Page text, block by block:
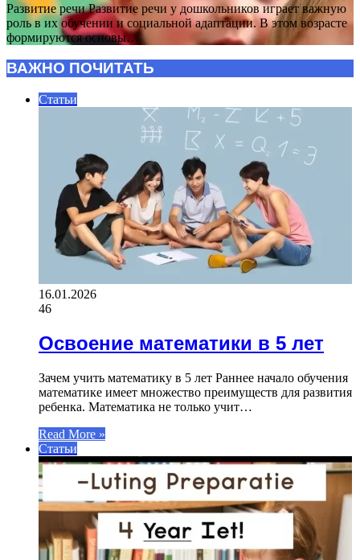
Развитие речи Развитие речи у дошкольников играет важную
роль в их обучении и социальной адаптации. В этом возрасте
формируются основы…
ВАЖНО ПОЧИТАТЬ
Статьи
16.01.2026
46
Освоение математики в 5 лет
Зачем учить математику в 5 лет Раннее начало обучения
математике имеет множество преимуществ для развития
ребенка. Математика не только учит…
Read More »
Статьи